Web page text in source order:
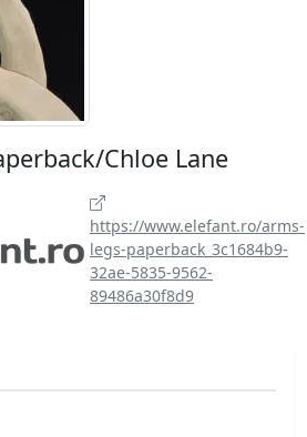
Chloe Lane
https://www.elefant.ro/arms-
legs-paperback_3c1684b9-
32ae-5835-9562-
89486a30f8d9